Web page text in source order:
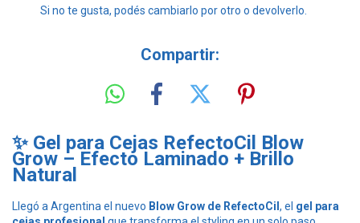
Si no te gusta, podés cambiarlo por otro o devolverlo.
Compartir:
✨ Gel para Cejas RefectoCil Blow
Grow – Efecto Laminado + Brillo
Natural
Llegó a Argentina el nuevo Blow Grow de RefectoCil, el gel para